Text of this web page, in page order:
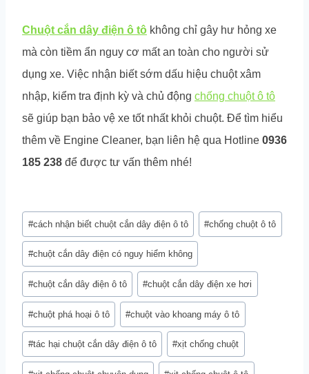
Chuột cắn dây điện ô tô không chỉ gây hư hỏng xe
mà còn tiềm ẩn nguy cơ mất an toàn cho người sử
dụng xe. Việc nhận biết sớm dấu hiệu chuột xâm
nhập, kiểm tra định kỳ và chủ động chống chuột ô tô
sẽ giúp bạn bảo vệ xe tốt nhất khỏi chuột. Để tìm hiểu
thêm về Engine Cleaner, bạn liên hệ qua Hotline 0936
185 238 để được tư vấn thêm nhé!
Post
Tags:
#cách nhận biết chuột cắn dây điện ô tô #chống chuột ô tô
#chuột cắn dây điện có nguy hiểm không
#chuột cắn dây điện ô tô #chuột cắn dây điện xe hơi
#chuột phá hoại ô tô #chuột vào khoang máy ô tô
#tác hại chuột cắn dây điện ô tô #xịt chống chuột